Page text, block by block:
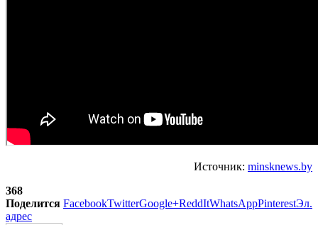
Источник: minsknews.by
368
Поделится FacebookTwitterGoogle+ReddItWhatsAppPinterestЭл.
адрес